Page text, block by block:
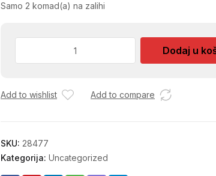
Samo 2 komad(a) na zalihi
5
Dodaj u
Add to wishlist Add to compare
SKU: 28477
Kategorija: Uncategorized